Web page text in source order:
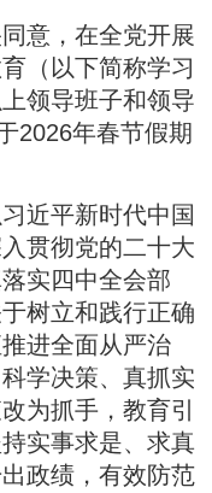
意，在全党开展
（以下简称学习
领导班子和领导
2026年春节假期
近平新时代中国
贯彻党的二十大
实四中全会部
树立和践行正确
进全面从严治
学决策、真抓实
为抓手，教育引
实事求是、求真
政绩，有效防范